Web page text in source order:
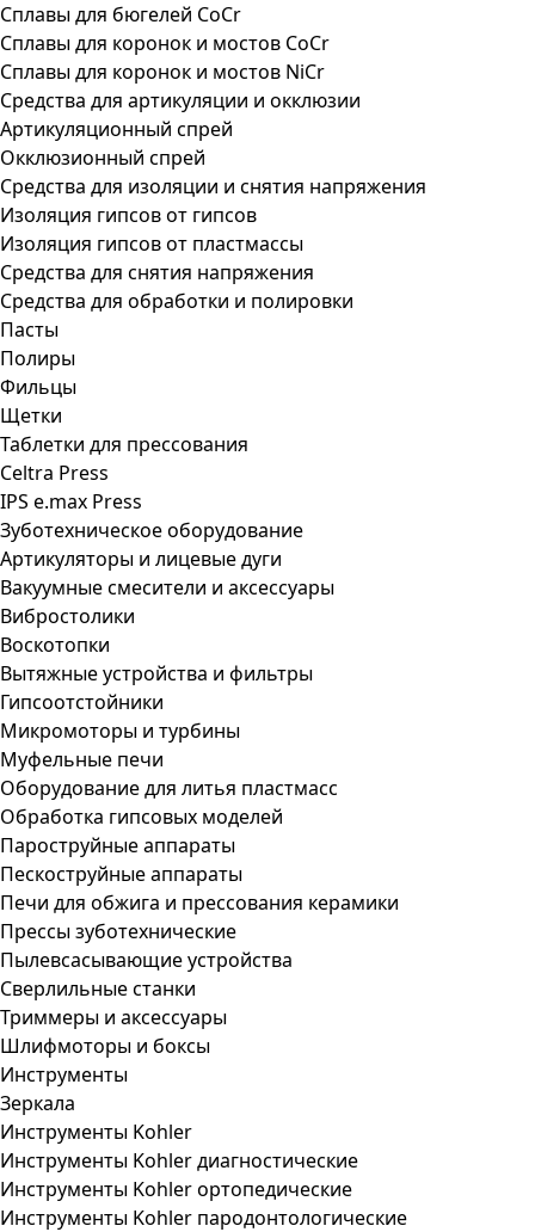
Сплавы для бюгелей CoCr
Сплавы для коронок и мостов CoCr
Сплавы для коронок и мостов NiCr
Средства для артикуляции и окклюзии
Артикуляционный спрей
Окклюзионный спрей
Средства для изоляции и снятия напряжения
Изоляция гипсов от гипсов
Изоляция гипсов от пластмассы
Средства для снятия напряжения
Средства для обработки и полировки
Пасты
Полиры
Фильцы
Щетки
Таблетки для прессования
Celtra Press
IPS e.max Press
Зуботехническое оборудование
Артикуляторы и лицевые дуги
Вакуумные смесители и аксессуары
Вибростолики
Воскотопки
Вытяжные устройства и фильтры
Гипсоотстойники
Микромоторы и турбины
Муфельные печи
Оборудование для литья пластмасс
Обработка гипсовых моделей
Пароструйные аппараты
Пескоструйные аппараты
Печи для обжига и прессования керамики
Прессы зуботехнические
Пылевсасывающие устройства
Сверлильные станки
Триммеры и аксессуары
Шлифмоторы и боксы
Инструменты
Зеркала
Инструменты Kohler
Инструменты Kohler диагностические
Инструменты Kohler ортопедические
Инструменты Kohler пародонтологические